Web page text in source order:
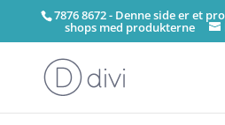
7876 8672 - Denne side er et
shops med produkterne